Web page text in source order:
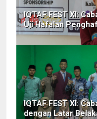
IQTAF FEST XI:
Uji Hafalan
IQTAF FEST XI:
dengan Latar